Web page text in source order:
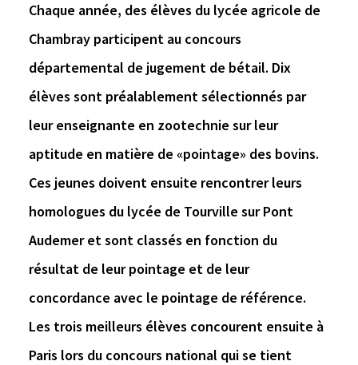
Chaque année, des élèves du lycée agricole de
Chambray participent au concours
départemental de jugement de bétail. Dix
élèves sont préalablement sélectionnés par
leur enseignante en zootechnie sur leur
aptitude en matière de «pointage» des bovins.
Ces jeunes doivent ensuite rencontrer leurs
homologues du lycée de Tourville sur Pont
Audemer et sont classés en fonction du
résultat de leur pointage et de leur
concordance avec le pointage de référence.
Les trois meilleurs élèves concourent ensuite à
Paris lors du concours national qui se tient